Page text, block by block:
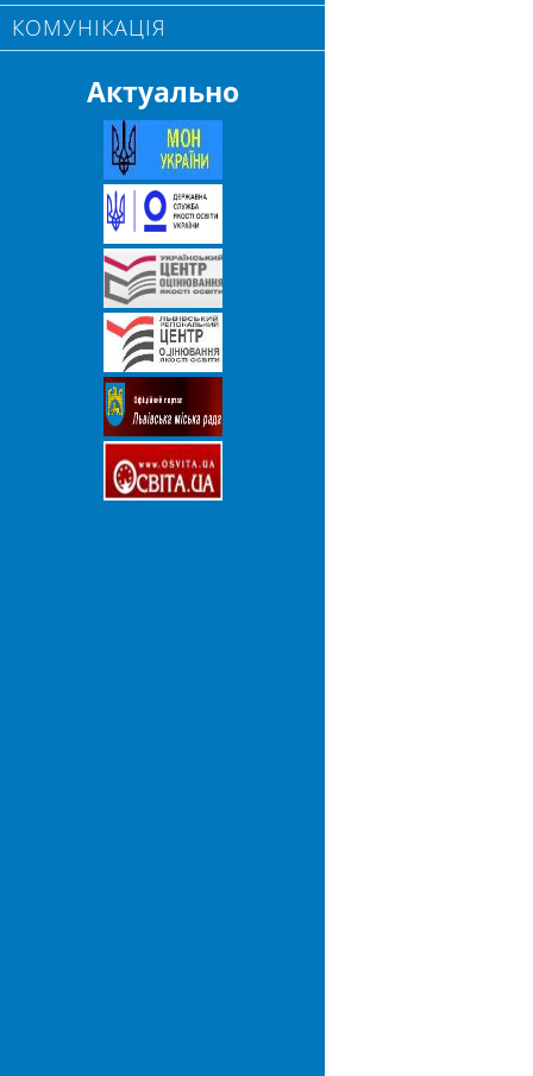
КОМУНІКАЦІЯ
Актуально